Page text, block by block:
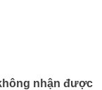
nhận được